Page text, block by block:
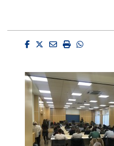
Facebook
Twitter
EmailImprimir